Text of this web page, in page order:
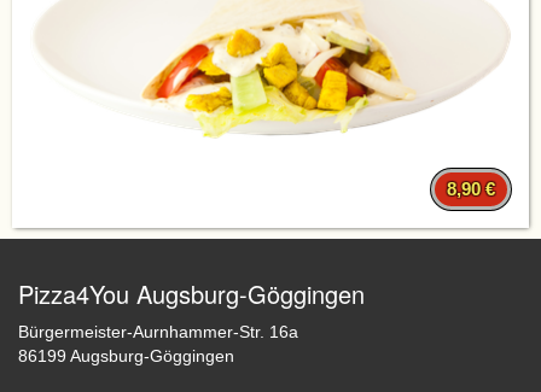
8,90 €
Pizza4You Augsburg-Göggingen
Bürgermeister-Aurnhammer-Str. 16a
86199 Augsburg-Göggingen